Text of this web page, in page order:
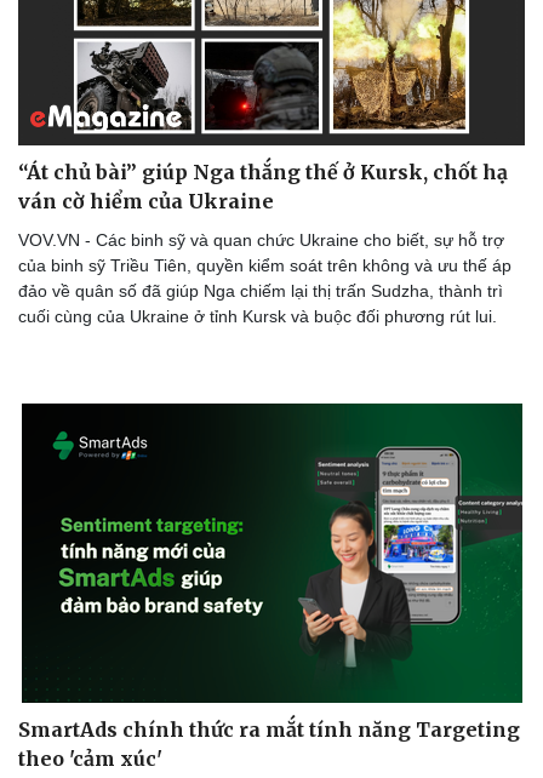
Văn hóa
“Át chủ bài” giúp Nga thắng thế ở Kursk, chốt hạ
ván cờ hiểm của Ukraine
VOV.VN - Các binh sỹ và quan chức Ukraine cho biết, sự hỗ trợ
của binh sỹ Triều Tiên, quyền kiểm soát trên không và ưu thế áp
đảo về quân số đã giúp Nga chiếm lại thị trấn Sudzha, thành trì
cuối cùng của Ukraine ở tỉnh Kursk và buộc đối phương rút lui.
SmartAds chính thức ra mắt tính năng Targeting
theo 'cảm xúc'